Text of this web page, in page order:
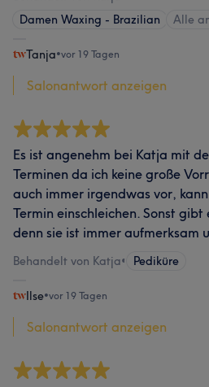
Damen Waxing - Brazilian
Alle
Tanja•vor 19 Tagen
Salonantwort anzeigen
Es ist angenehm bei Katja mit
Terminen da ich keine große
auch immer irgendwas vor,
Termin einschleichen. Sonst
denn sie ist immer aufmerksam
Behandelt von Katja• Pediküre
Ilse•vor 19 Tagen
Salonantwort anzeigen